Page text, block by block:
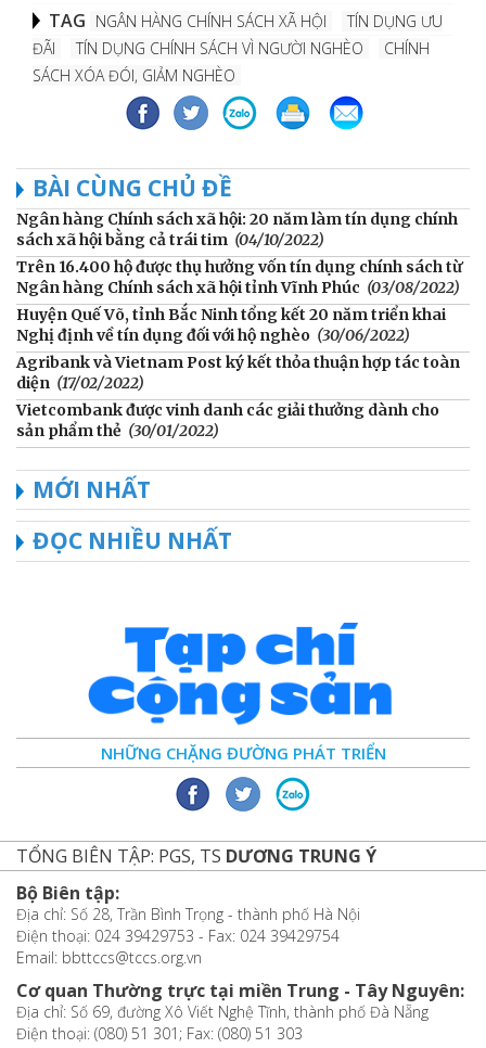
TAG NGÂN HÀNG CHÍNH SÁCH XÃ HỘI
TÍN DỤNG ƯU
ĐÃI
TÍN DỤNG CHÍNH SÁCH VÌ NGƯỜI NGHÈO
CHÍNH
SÁCH XÓA ĐÓI, GIẢM NGHÈO
BÀI CÙNG CHỦ ĐỀ
Ngân hàng Chính sách xã hội: 20 năm làm tín dụng chính
sách xã hội bằng cả trái tim (04/10/2022)
Trên 16.400 hộ được thụ hưởng vốn tín dụng chính sách từ
Ngân hàng Chính sách xã hội tỉnh Vĩnh Phúc (03/08/2022)
Huyện Quế Võ, tỉnh Bắc Ninh tổng kết 20 năm triển khai
Nghị định về tín dụng đối với hộ nghèo (30/06/2022)
Agribank và Vietnam Post ký kết thỏa thuận hợp tác toàn
diện (17/02/2022)
Vietcombank được vinh danh các giải thưởng dành cho
sản phẩm thẻ (30/01/2022)
MỚI NHẤT
ĐỌC NHIỀU NHẤT
NHỮNG CHẶNG ĐƯỜNG PHÁT TRIỂN
TỔNG BIÊN TẬP: PGS, TS DƯƠNG TRUNG Ý
Bộ Biên tập:
Địa chỉ: Số 28, Trần Bình Trọng - thành phố Hà Nội
Điện thoại: 024 39429753 - Fax: 024 39429754
Email: bbttccs@tccs.org.vn
Cơ quan Thường trực tại miền Trung - Tây Nguyên:
Địa chỉ: Số 69, đường Xô Viết Nghệ Tĩnh, thành phố Đà Nẵng
Điện thoại: (080) 51 301; Fax: (080) 51 303